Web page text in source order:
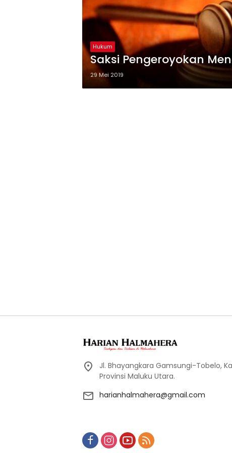
Hukum
Saksi Pengeroyokan
29 Mei 2019
Jl. Bhayangkara Gamsungi-Tobelo,
Provinsi Maluku Utara.
harianhalmahera@gmail.com